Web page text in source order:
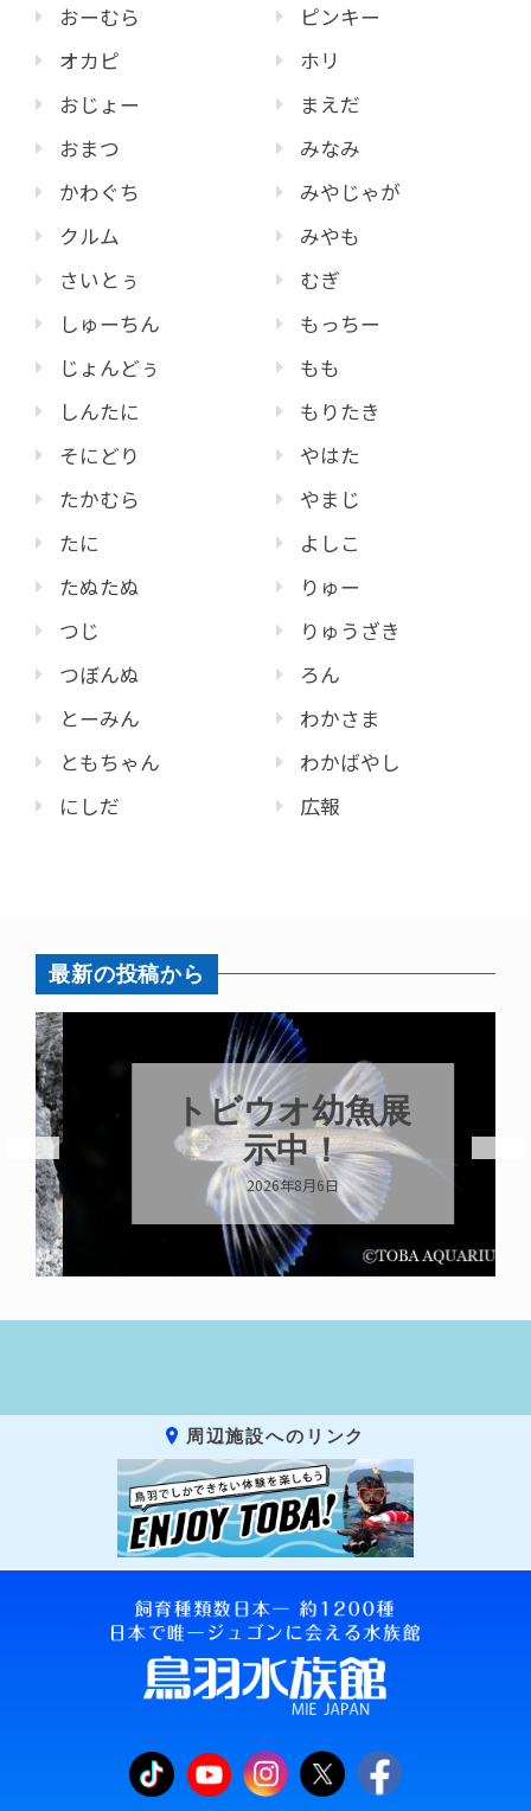
おーむら
オカピ
おじょー
おまつ
かわぐち
クルム
さいとぅ
しゅーちん
じょんどぅ
しんたに
そにどり
たかむら
たに
たぬたぬ
つじ
つぼんぬ
とーみん
ともちゃん
にしだ
ピンキー
ホリ
まえだ
みなみ
みやじゃが
みやも
むぎ
もっちー
もも
もりたき
やはた
やまじ
よしこ
りゅー
りゅうざき
ろん
わかさま
わかばやし
広報
最新の投稿から
トビウオ幼魚展
示中！
2026年8月6日
周辺施設へのリンク